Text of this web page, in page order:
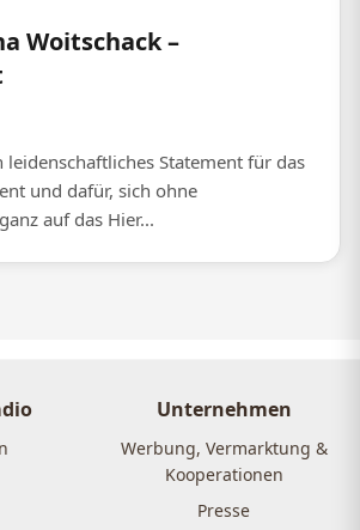
Woitschack –
leidenschaftliches Statement für das
und dafür, sich ohne
auf das Hier...
Unternehmen
Werbung, Vermarktung &
Kooperationen
Presse